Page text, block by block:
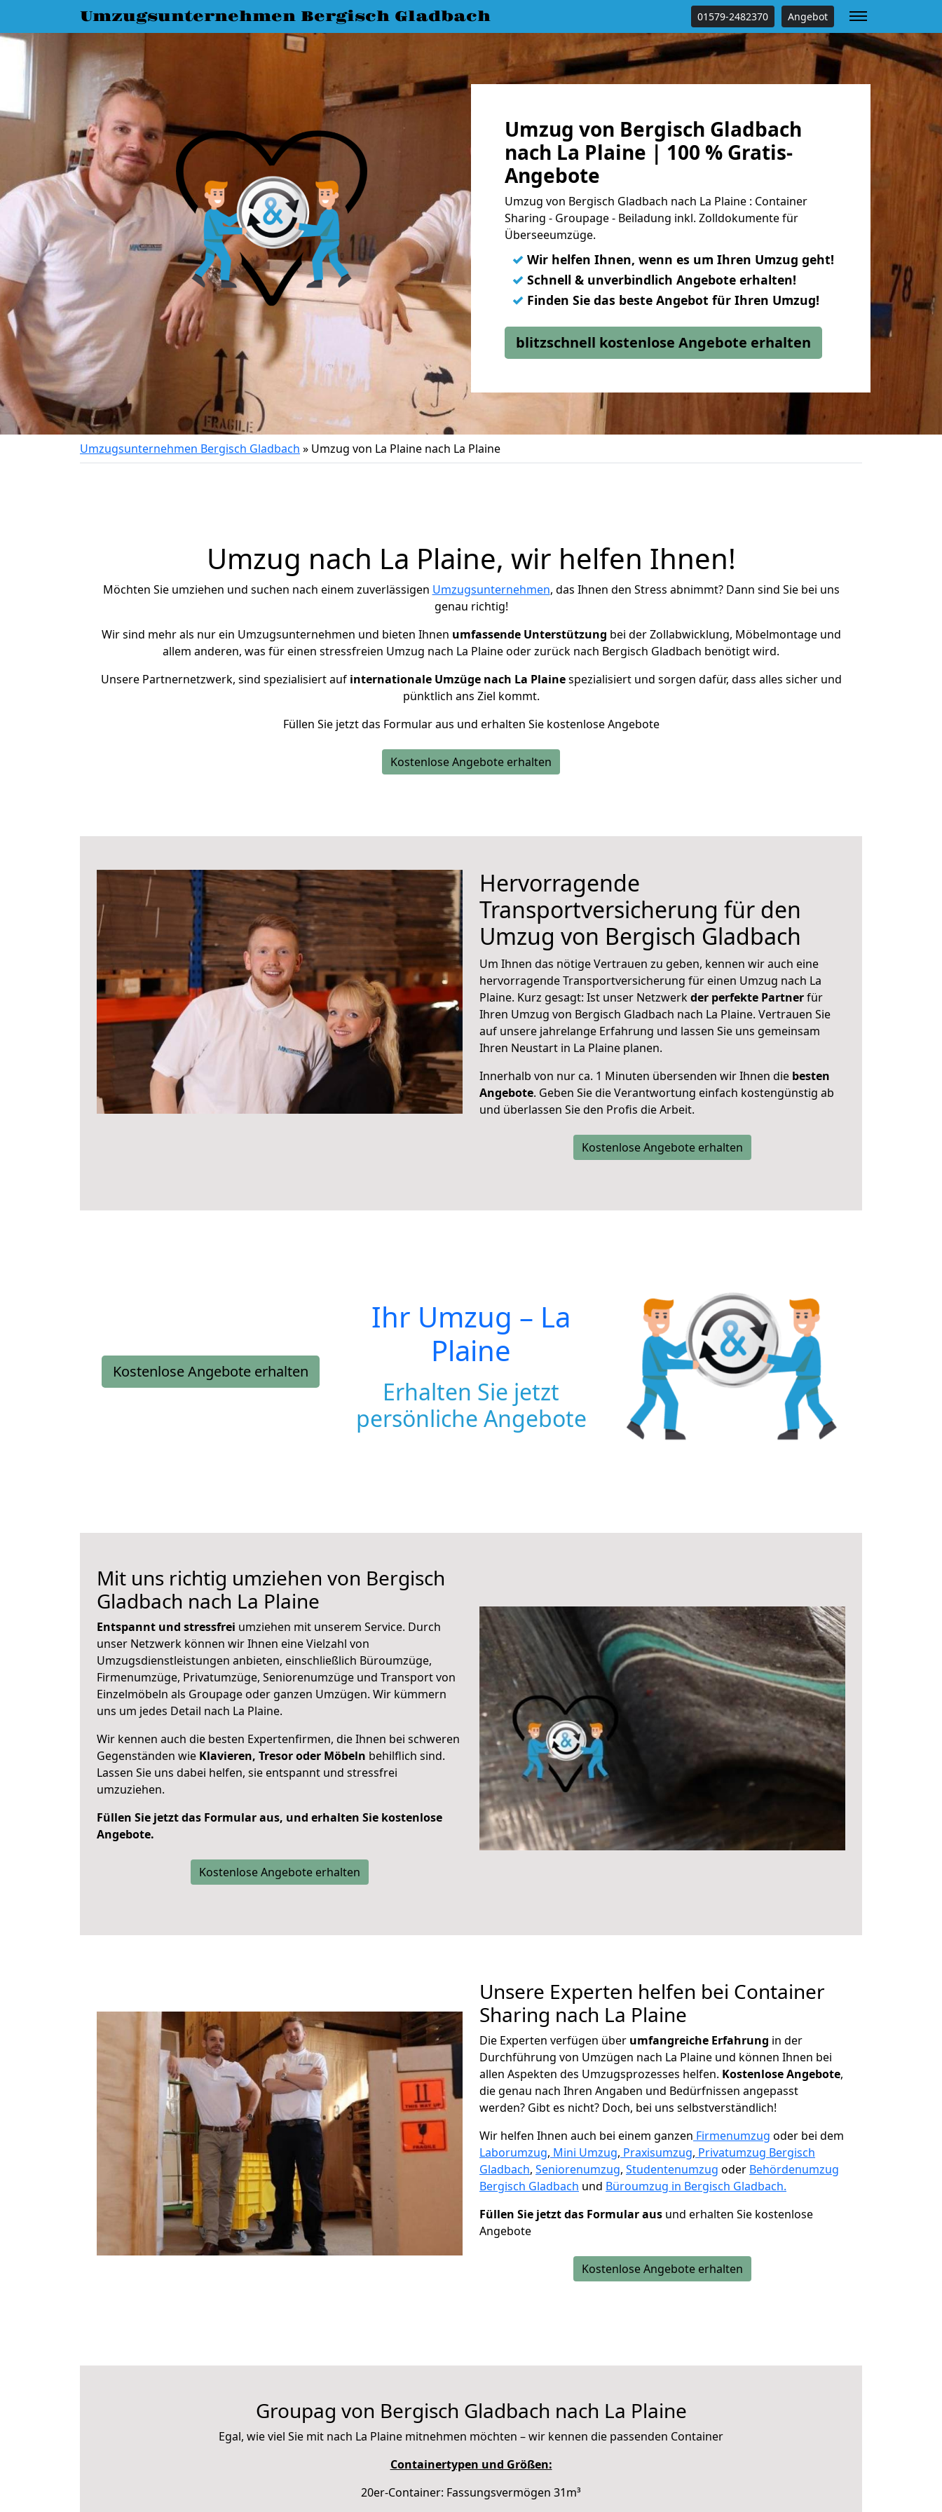
Umzugsunternehmen Bergisch Gladbach 01579-2482370 Angebot
Umzug von Bergisch Gladbach
nach La Plaine | 100 % Gratis-
Angebote
Umzug von Bergisch Gladbach nach La Plaine : Container
Sharing - Groupage - Beiladung inkl. Zolldokumente für
Überseeumzüge.
✓ Wir helfen Ihnen, wenn es um Ihren Umzug geht!
✓ Schnell & unverbindlich Angebote erhalten!
✓ Finden Sie das beste Angebot für Ihren Umzug!
blitzschnell kostenlose Angebote erhalten
Umzugsunternehmen Bergisch Gladbach » Umzug von La Plaine nach La Plaine
Umzug nach La Plaine, wir helfen Ihnen!
Möchten Sie umziehen und suchen nach einem zuverlässigen Umzugsunternehmen, das Ihnen den Stress abnimmt? Dann sind Sie bei uns
genau richtig!
Wir sind mehr als nur ein Umzugsunternehmen und bieten Ihnen umfassende Unterstützung bei der Zollabwicklung, Möbelmontage und
allem anderen, was für einen stressfreien Umzug nach La Plaine oder zurück nach Bergisch Gladbach benötigt wird.
Unsere Partnernetzwerk, sind spezialisiert auf internationale Umzüge nach La Plainespezialisiert und sorgen dafür, dass alles sicher und
pünktlich ans Ziel kommt.
Füllen Sie jetzt das Formular aus und erhalten Sie kostenlose Angebote
Kostenlose Angebote erhalten
Hervorragende
Transportversicherung für den
Umzug von Bergisch Gladbach
Um Ihnen das nötige Vertrauen zu geben, kennen wir auch eine
hervorragende Transportversicherung für einen Umzug nach La
Plaine. Kurz gesagt: Ist unser Netzwerkder perfekte Partnerfür
Ihren Umzug von Bergisch Gladbach nach La Plaine. Vertrauen Sie
auf unsere jahrelange Erfahrung und lassen Sie uns gemeinsam
Ihren Neustart in La Plaine planen.
Innerhalb von nur ca. 1 Minuten übersenden wir Ihnen die besten
Angebote. Geben Sie die Verantwortung einfach kostengünstig ab
und überlassen Sie den Profis die Arbeit.
Kostenlose Angebote erhalten
Kostenlose Angebote erhalten
Ihr Umzug – La
Plaine
Erhalten Sie jetzt
persönliche Angebote
Mit uns richtig umziehen von Bergisch
Gladbach nach La Plaine
Entspannt und stressfrei umziehen mit unserem Service. Durch
unser Netzwerk können wir Ihnen eine Vielzahl von
Umzugsdienstleistungen anbieten, einschließlich Büroumzüge,
Firmenumzüge, Privatumzüge, Seniorenumzüge und Transport von
Einzelmöbeln als Groupage oder ganzen Umzügen. Wir kümmern
uns um jedes Detail nach La Plaine.
Wir kennen auch die besten Expertenfirmen, die Ihnen bei schweren
Gegenständen wie Klavieren, Tresor oder Möbeln behilflich sind.
Lassen Sie uns dabei helfen, sie entspannt und stressfrei
umzuziehen.
Füllen Sie jetzt das Formular aus, und erhalten Sie kostenlose
Angebote.
Kostenlose Angebote erhalten
Unsere Experten helfen bei Container
Sharing nach La Plaine
Die Experten verfügen über umfangreiche Erfahrung in der
Durchführung von Umzügen nach La Plaine und können Ihnen bei
allen Aspekten des Umzugsprozesses helfen. Kostenlose Angebote,
die genau nach Ihren Angaben und Bedürfnissen angepasst
werden? Gibt es nicht? Doch, bei uns selbstverständlich!
Wir helfen Ihnen auch bei einem ganzen Firmenumzug oder bei dem
Laborumzug, Mini Umzug, Praxisumzug, Privatumzug Bergisch
Gladbach, Seniorenumzug, Studentenumzug oder Behördenumzug
Bergisch Gladbach und Büroumzug in Bergisch Gladbach.
Füllen Sie jetzt das Formular aus und erhalten Sie kostenlose
Angebote
Kostenlose Angebote erhalten
Groupag von Bergisch Gladbach nach La Plaine
Egal, wie viel Sie mit nach La Plaine mitnehmen möchten – wir kennen die passenden Container
Containertypen und Größen:
20er-Container: Fassungsvermögen 31m³